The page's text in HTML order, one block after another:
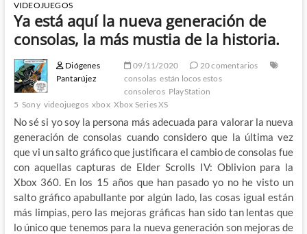
VIDEOJUEGOS
Ya está aquí la nueva generación de
consolas, la más mustia de la historia.
Diógenes
Pantarújez
09/11/2020
20 comentarios
consolas están locos estos
consoleros PlayStation
5 Sony videojuegos xbox Xbox Series XS
No sé si yo soy la persona más adecuada para valorar la nueva
generación de consolas cuando considero que la última vez
que vi un salto gráfico que justificara el cambio de consolas fue
con aquellas capturas de Elder Scrolls IV: Oblivion para la
Xbox 360. En los 15 años que han pasado yo no he visto un
salto gráfico apabullante por algún lado, las cosas igual están
más limpias, pero las mejoras gráficas han sido tan lentas que
lo único que tenemos para la nueva generación son mejoras de